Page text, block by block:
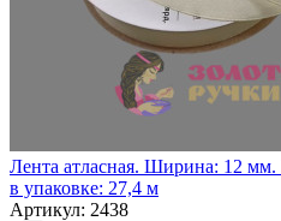
Лента атласная. Ширина: 12
в упаковке: 27,4 м
Артикул: 2438